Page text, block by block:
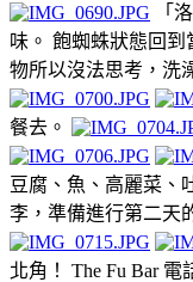
「
味。 飽蜘蛛狀態回
物所以沒法思考，洗
餐去。
豆腐、魚、高麗菜、
李，準備進行第二天
北角！ The Fu Bar 電